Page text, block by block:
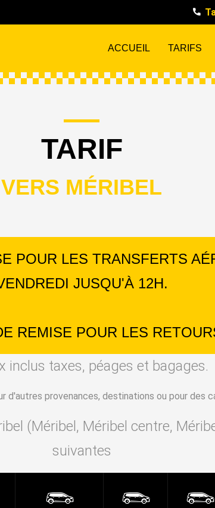
ACCUEIL TARIFS
TARIF
VERS MÉRIBEL
POUR LES TRANSFERTS
JUSQU'À 12H.
REMISE POUR LES
inclus taxes, péages et bagages.
d'autres provenances, destinations ou pour des
(Méribel, Méribel centre,
suivantes